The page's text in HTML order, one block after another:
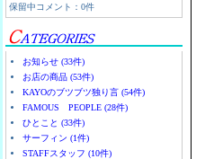
保留中コメント：0件
お知らせ (33件)
お店の商品 (53件)
KAYOのブツブツ独り言 (54件)
FAMOUS PEOPLE (28件)
ひとこと (33件)
サーフィン (1件)
STAFFスタッフ (10件)